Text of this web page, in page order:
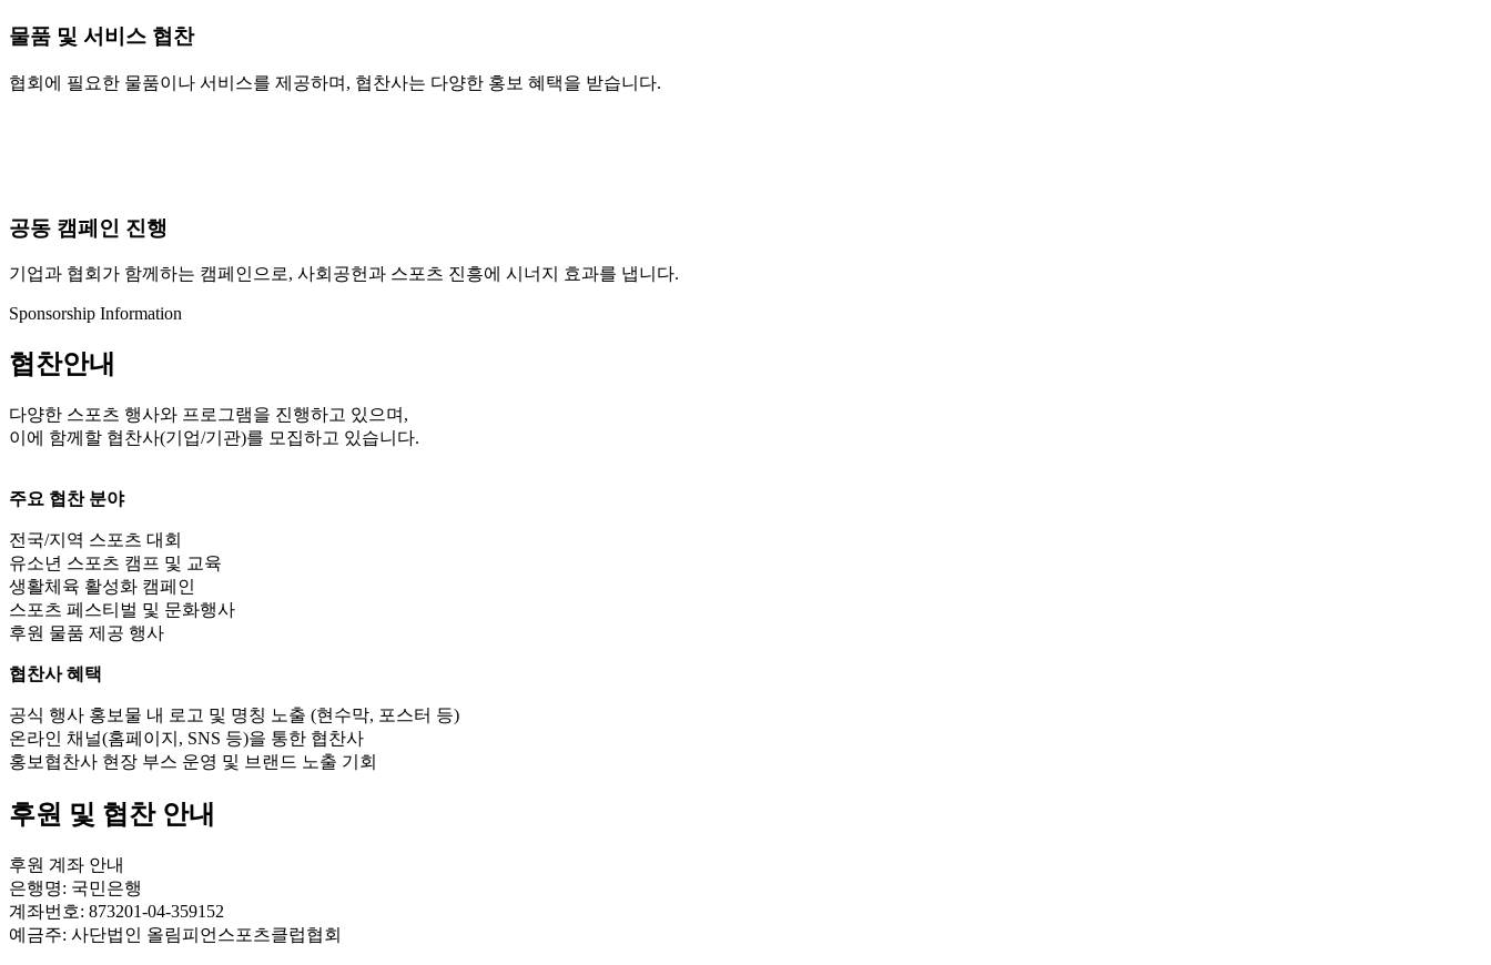
물품 및 서비스 협찬
협회에 필요한 물품이나 서비스를 제공하며, 협찬사는 다양한 홍보 혜택을 받습니다.
공동 캠페인 진행
기업과 협회가 함께하는 캠페인으로, 사회공헌과 스포츠 진흥에 시너지 효과를 냅니다.
Sponsorship Information
협찬안내
다양한 스포츠 행사와 프로그램을 진행하고 있으며,
이에 함께할 협찬사(기업/기관)를 모집하고 있습니다.
주요 협찬 분야
전국/지역 스포츠 대회
유소년 스포츠 캠프 및 교육
생활체육 활성화 캠페인
스포츠 페스티벌 및 문화행사
후원 물품 제공 행사
협찬사 혜택
공식 행사 홍보물 내 로고 및 명칭 노출 (현수막, 포스터 등)
온라인 채널(홈페이지, SNS 등)을 통한 협찬사
홍보협찬사 현장 부스 운영 및 브랜드 노출 기회
후원 및 협찬 안내
후원 계좌 안내
은행명: 국민은행
계좌번호: 873201-04-359152
예금주: 사단법인 올림피언스포츠클럽협회